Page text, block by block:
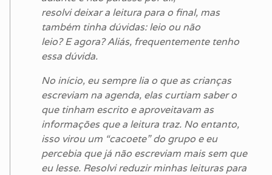
resolvi deixar a leitura para o final, mas
também tinha dúvidas: leio ou não
leio? E agora? Aliás, frequentemente tenho
essa dúvida.
No início, eu sempre lia o que as crianças
escreviam na agenda, elas curtiam saber o
que tinham escrito e aproveitavam as
informações que a leitura traz. No entanto,
isso virou um “cacoete” do grupo e eu
percebia que já não escreviam mais sem que
eu lesse. Resolvi reduzir minhas leituras para